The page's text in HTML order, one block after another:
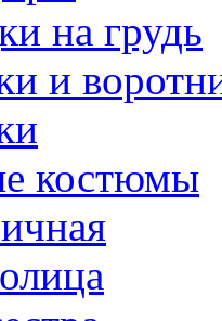
на грудь
и
костюмы